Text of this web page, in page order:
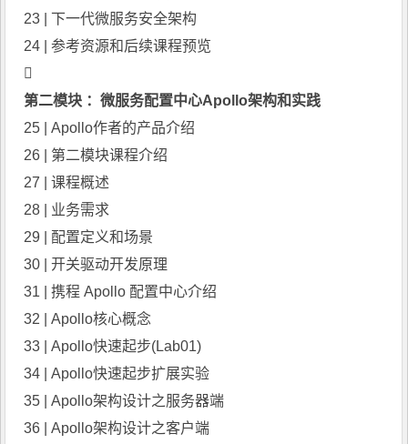
23 | 下一代微服务安全架构
24 | 参考资源和后续课程预览

第二模块 ：微服务配置中心Apollo架构和实践
25 | Apollo作者的产品介绍
26 | 第二模块课程介绍
27 | 课程概述
28 | 业务需求
29 | 配置定义和场景
30 | 开关驱动开发原理
31 | 携程 Apollo 配置中心介绍
32 | Apollo核心概念
33 | Apollo快速起步(Lab01)
34 | Apollo快速起步扩展实验
35 |Apollo架构设计之服务器端
36 | Apollo架构设计之客户端